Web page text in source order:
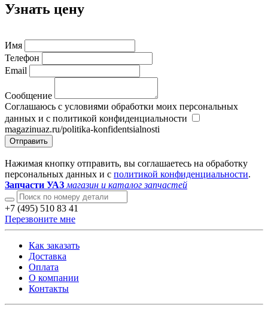
Узнать цену
Имя
Телефон
Email
Сообщение
Соглашаюсь с условиями обработки моих персональных
данных и с политикой конфиденциальности
magazinuaz.ru/politika-konfidentsialnosti
Отправить
Нажимая кнопку отправить, вы соглашаетесь на обработку
персональных данных и с политикой конфиденциальности.
Запчасти УАЗ магазин и каталог запчастей
+7 (495) 510 83 41
Перезвоните мне
Как заказать
Доставка
Оплата
О компании
Контакты